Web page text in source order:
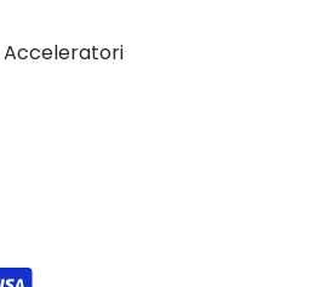
Acceleratori